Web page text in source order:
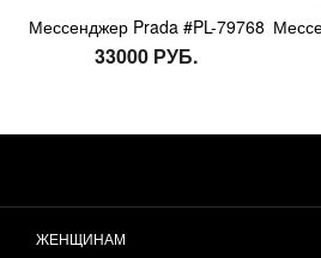
Мессенджер Prada #PL-79768
33000 РУБ.
ЖЕНЩИНАМ